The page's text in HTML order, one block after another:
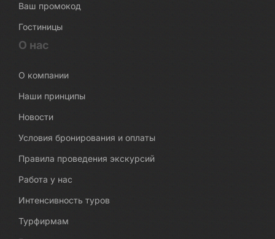
Ваш промокод
Гостиницы
О нас
О компании
Наши принципы
Новости
Условия бронирования и оплаты
Правила проведения экскурсий
Работа у нас
Интенсивность туров
Турфирмам